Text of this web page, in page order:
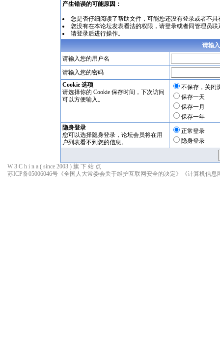
产生错误的可能原因：
您是否仔细阅读了帮助文件，可能您还没有登录或者不
您没有在本论坛发表看法的权限，请登录或者同管理员联
请登录后进行操作。
请输
请输入您的用户名
请输入您的密码
Cookie 选项
请选择你的 Cookie 保存时间，下次访问
可以方便输入。
不保存，关闭
保存一天
保存一月
保存一年
隐身登录
您可以选择隐身登录，论坛会员将在用
户列表看不到您的信息。
正常登录
隐身登录
W 3 C h i n a ( since 2003 ) 旗 下 站 点
苏ICP备05006046号 《全国人大常委会关于维护互联网安全的决定》 《计算机信